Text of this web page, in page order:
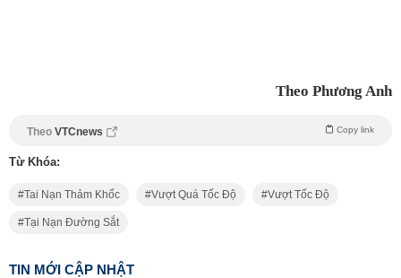
Theo Phương Anh
Theo VTCnews Copy link
Từ Khóa:
Tai Nạn Thảm Khốc Vượt Quá Tốc Độ Vượt Tốc Độ
Tại Nạn Đường Sắt
TIN MỚI CẬP NHẬT